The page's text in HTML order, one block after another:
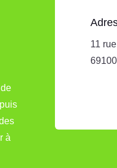
à
11